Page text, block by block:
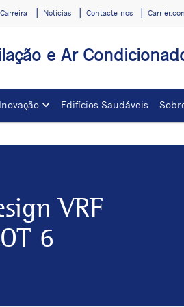
Carreira Notícias Contacte-nos
e Ar
in a new window
Inovação Edifícios Saudáveis
VRF
6